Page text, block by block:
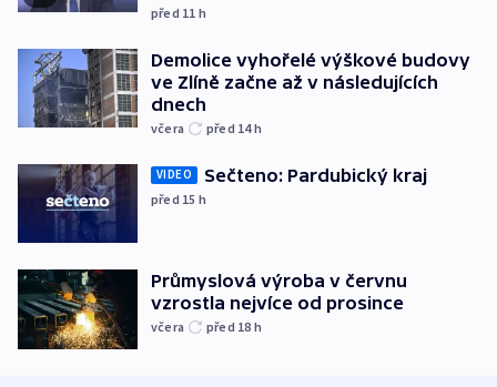
před 11 h
Demolice vyhořelé výškové budovy
ve Zlíně začne až v následujících
dnech
včera před 14h
VIDEO Sečteno: Pardubický kraj
před 15 h
Průmyslová výroba v červnu
vzrostla nejvíce od prosince
včera před 18 h